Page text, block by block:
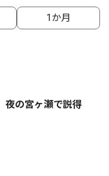
1か月
夜の宮ヶ瀬で説得